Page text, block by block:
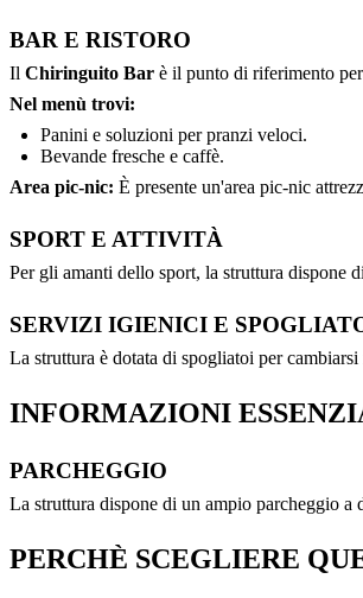
BAR E RISTORO
Il Chiringuito Bar è il punto di riferimento
Nel menù trovi:
Panini e soluzioni per pranzi veloci.
Bevande fresche e caffè.
Area pic-nic: È presente un'area pic-nic
SPORT E ATTIVITÀ
Per gli amanti dello sport, la struttura dispone
SERVIZI IGIENICI E
La struttura è dotata di spogliatoi per
INFORMAZIONI
PARCHEGGIO
La struttura dispone di un ampio parcheggio a
PERCHÈ SCEGLIERE